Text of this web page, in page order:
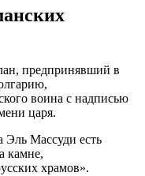
предпринявший в
воина с надписью
царя.
Эль Массуди есть
камне,
храмов».